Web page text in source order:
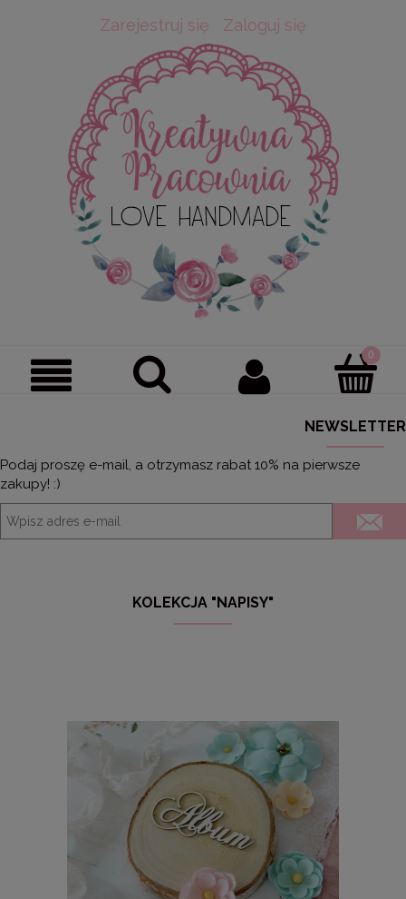
Zarejestruj się Zaloguj się
NEWSLETTER
Podaj proszę e-mail, a otrzymasz rabat 10% na pierwsze
zakupy! :)
KOLEKCJA "NAPISY"